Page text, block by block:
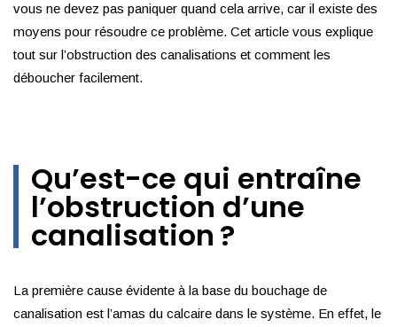
vous ne devez pas paniquer quand cela arrive, car il existe des
moyens pour résoudre ce problème. Cet article vous explique
tout sur l’obstruction des canalisations et comment les
déboucher facilement.
Qu’est-ce qui entraîne
l’obstruction d’une
canalisation ?
La première cause évidente à la base du bouchage de
canalisation est l’amas du calcaire dans le système. En effet, le